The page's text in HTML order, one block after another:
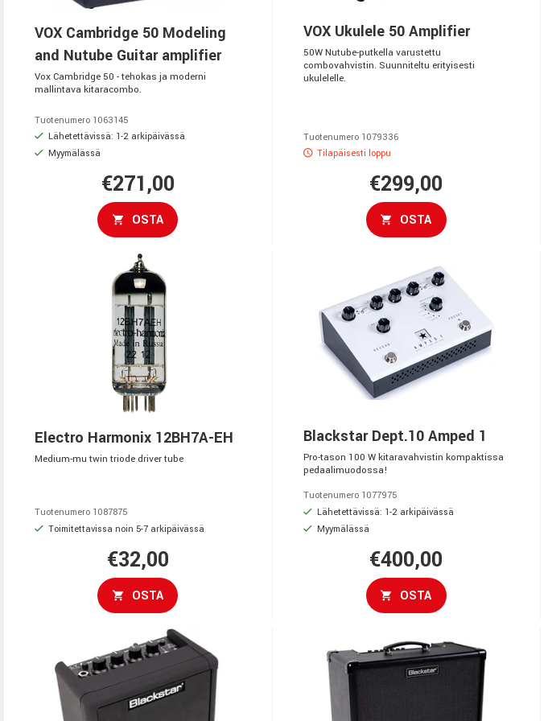
VOX Cambridge 50 Modeling
and Nutube Guitar amplifier
Vox Cambridge 50 - tehokas ja moderni
mallintava kitaracombo.
Tuotenumero 1063145
Lähetettävissä: 1-2 arkipäivässä
Myymälässä
€271,00
OSTA
VOX Ukulele 50 Amplifier
50W Nutube-putkella varustettu
combovahvistin. Suunniteltu erityisesti
ukulelelle.
Tuotenumero 1079336
Tilapäisesti loppu
€299,00
OSTA
Electro Harmonix 12BH7A-EH
Medium-mu twin triode driver tube
Tuotenumero 1087875
Toimitettavissa noin 5-7 arkipäivässä
€32,00
OSTA
Blackstar Dept.10 Amped 1
Pro-tason 100 W kitaravahvistin kompaktissa
pedaalimuodossa!
Tuotenumero 1077975
Lähetettävissä: 1-2 arkipäivässä
Myymälässä
€400,00
OSTA